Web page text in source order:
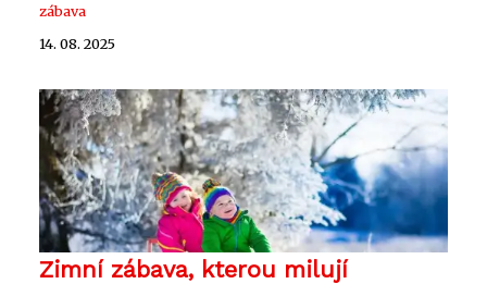
zábava
14. 08. 2025
Zimní zábava, kterou milují